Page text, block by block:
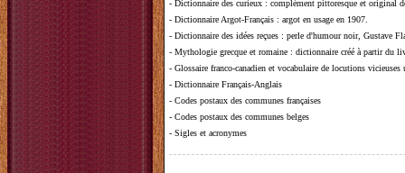
- Dictionnaire des curieux : complément pittoresque et original
- Dictionnaire Argot-Français : argot en usage en 1907.
- Dictionnaire des idées reçues : perle d'humour noir, Gustave
- Mythologie grecque et romaine : dictionnaire créé à partir du
- Glossaire franco-canadien et vocabulaire de locutions vicieuses
- Dictionnaire Français-Anglais
- Codes postaux des communes françaises
- Codes postaux des communes belges
- Sigles et acronymes